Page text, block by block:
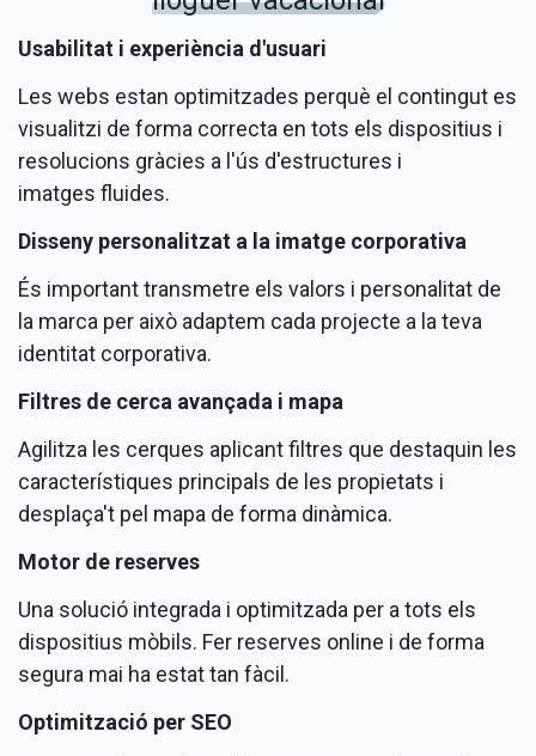
Usabilitat i experiència d'usuari
Les webs estan optimitzades perquè el contingut es
visualitzi de forma correcta en tots els dispositius i
resolucions gràcies a l'ús d'estructures i
imatges fluides.
Disseny personalitzat a la imatge corporativa
És important transmetre els valors i personalitat de
la marca per això adaptem cada projecte a la teva
identitat corporativa.
Filtres de cerca avançada i mapa
Agilitza les cerques aplicant filtres que destaquin les
característiques principals de les propietats i
desplaça't pel mapa de forma dinàmica.
Motor de reserves
Una solució integrada i optimitzada per a tots els
dispositius mòbils. Fer reserves online i de forma
segura mai ha estat tan fàcil.
Optimització per SEO